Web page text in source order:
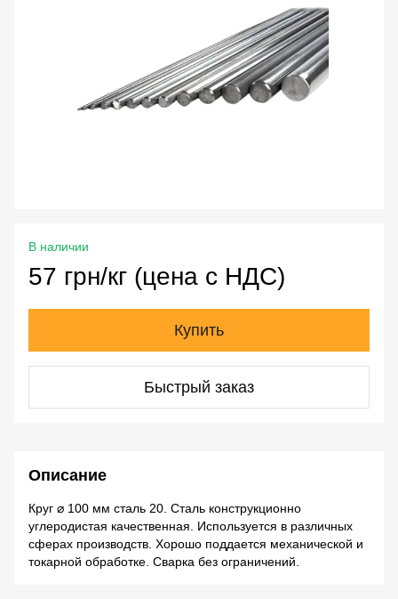
В наличии
57 грн/кг (цена с НДС)
Купить
Быстрый заказ
Описание
Круг ⌀ 100 мм сталь 20. Сталь конструкционно
углеродистая качественная. Используется в различных
сферах производств. Хорошо поддается механической и
токарной обработке. Сварка без ограничений.